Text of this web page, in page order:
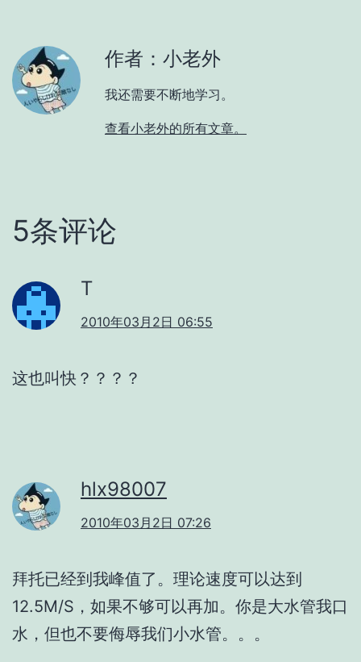
作者：小老外
我还需要不断地学习。
查看小老外的所有文章。
5条评论
T
2010年03月2日 06:55
这也叫快？？？？
hlx98007
2010年03月2日 07:26
拜托已经到我峰值了。理论速度可以达到
12.5M/S，如果不够可以再加。你是大水管我口
水，但也不要侮辱我们小水管。。。